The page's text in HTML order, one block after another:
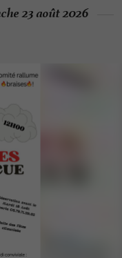
23 août 2026